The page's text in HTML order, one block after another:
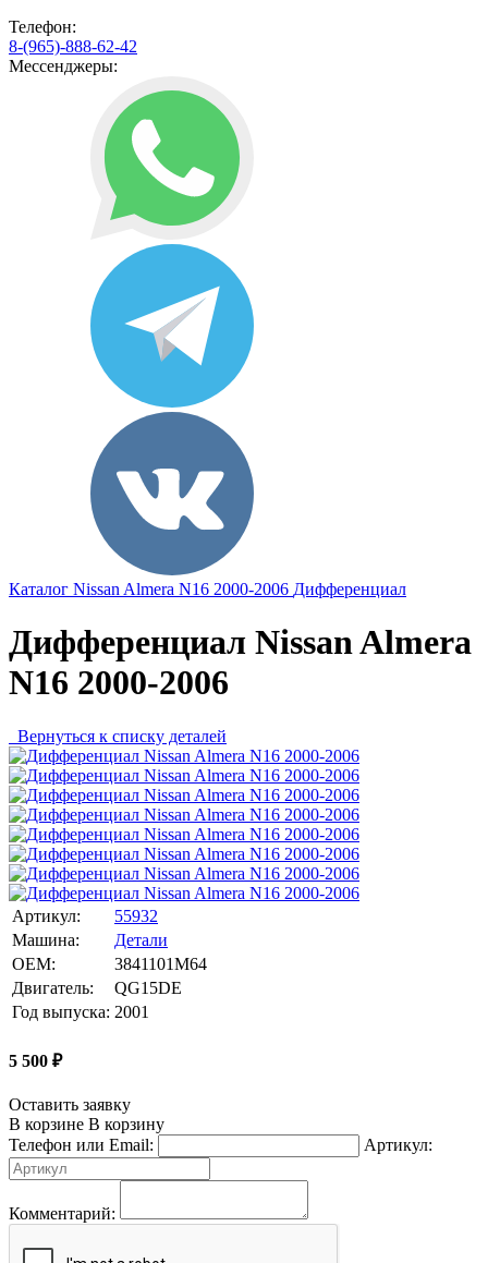
Телефон:
8-(965)-888-62-42
Мессенджеры:
Каталог Nissan Almera N16 2000-2006 Дифференциал
Дифференциал Nissan Almera
N16 2000-2006
Вернуться к списку деталей
Артикул:
55932
Машина:
Детали
OEM:
3841101M64
Двигатель:
QG15DE
Год выпуска: 2001
5 500 ₽
Оставить заявку
В корзине В корзину
Телефон или Email:
Артикул:
Комментарий: